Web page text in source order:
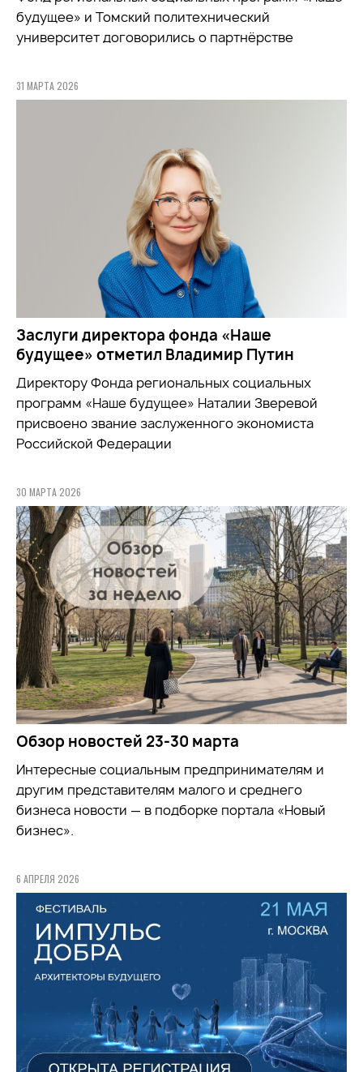
будущее» и Томский политехнический
университет договорились о партнёрстве
31 МАРТА 2026
Заслуги директора фонда «Наше
будущее» отметил Владимир Путин
Директору Фонда региональных социальных
программ «Наше будущее» Наталии Зверевой
присвоено звание заслуженного экономиста
Российской Федерации
30 МАРТА 2026
Обзор новостей 23-30 марта
Интересные социальным предпринимателям и
другим представителям малого и среднего
бизнеса новости — в подборке портала «Новый
бизнес».
6 АПРЕЛЯ 2026